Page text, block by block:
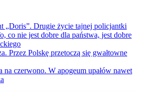
„Doris”. Drugie życie tajnej policjantki
co nie jest dobre dla państwa, jest dobre
Przez Polskę przetoczą się gwałtowne
na czerwono. W apogeum upałów nawet